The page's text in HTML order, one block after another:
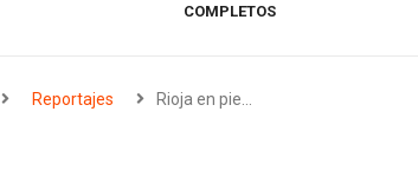
COMPLETOS
Reportajes Rioja en pie…